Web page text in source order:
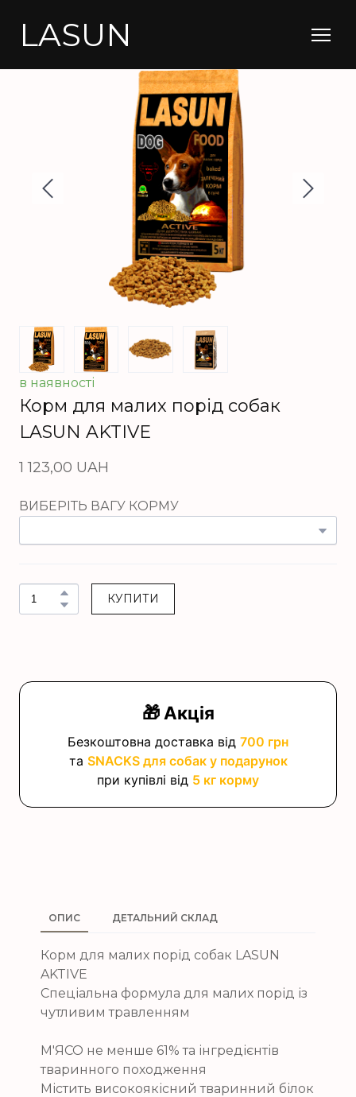
LASUN
в наявності
Корм для малих порід собак
LASUN AKTIVE
1 123,00 UAH
ВИБЕРІТЬ ВАГУ КОРМУ
КУПИТИ
🎁 Акція
Безкоштовна доставка від 700 грн
та SNACKS для собак у подарунок
при купівлі від 5 кг корму
ОПИС ДЕТАЛЬНИЙ СКЛАД
Корм для малих порід собак LASUN
AKTIVE
Спеціальна формула для малих порід із
чутливим травленням
М'ЯСО не менше 61% та інгредієнтів
тваринного походження
Містить високоякісний тваринний білок